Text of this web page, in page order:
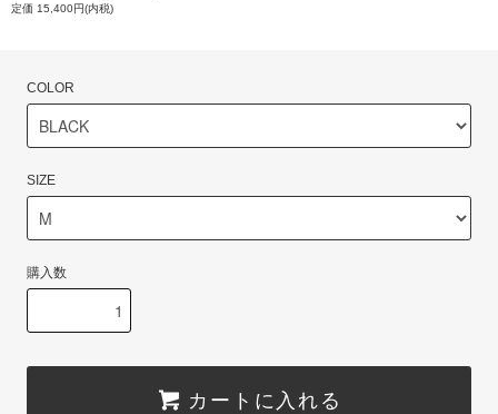
定価 15,400円(内税)
COLOR
SIZE
購入数
カートに入れる